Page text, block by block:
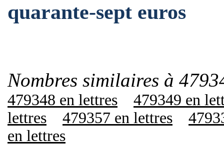
quarante-sept euros
Nombres similaires à
479348 en lettres
479349 en
lettres
479357 en lettres
en lettres